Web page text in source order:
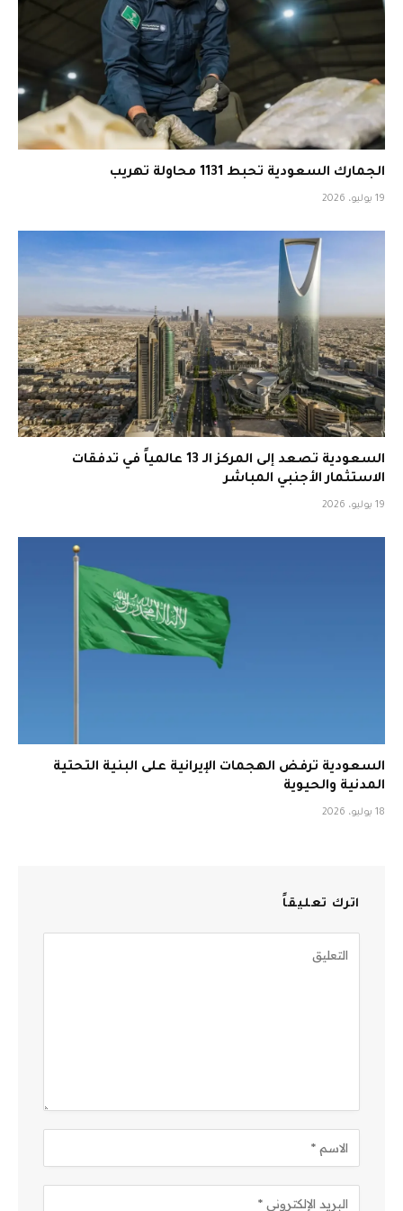
الجمارك السعودية تحبط 1131 محاولة تهريب
19 يوليو، 2026
السعودية تصعد إلى المركز الـ 13 عالمياً في تدفقات
الاستثمار الأجنبي المباشر
19 يوليو، 2026
السعودية ترفض الهجمات الإيرانية على البنية التحتية
المدنية والحيوية
18 يوليو، 2026
اترك تعليقاً